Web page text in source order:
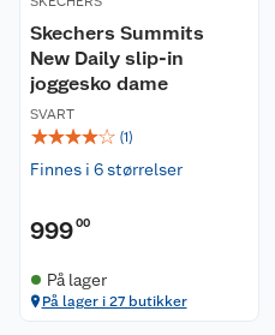
Produktspesifikasjoner:
Overdel: Mesh
Yttersåle: Gummi
Teknologi: hands-free
Demping: Normal
Pronasjon: Nøytral
Hældropp: 3,2 cm
Aktivitet: Løping, fritid
Vanntett: Nei
Lukking: -
Vedlikehold:
Skechers Summits
New Daily slip-in
joggesko dame
SVART
☆☆☆☆☆ (1)
Finnes i 6 størrelser
99900
På lager
På lager i 27 butikker